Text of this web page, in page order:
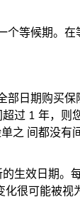
个等候期。在
部日期购买保
过 1 年，则
之 间都没有间
生效日期。
化很可能被视